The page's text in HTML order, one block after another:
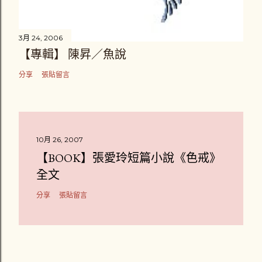
3月 24, 2006
【專輯】 陳昇／魚說
分享 張貼留言
10月 26, 2007
【BOOK】張愛玲短篇小說《色戒》
全文
分享 張貼留言